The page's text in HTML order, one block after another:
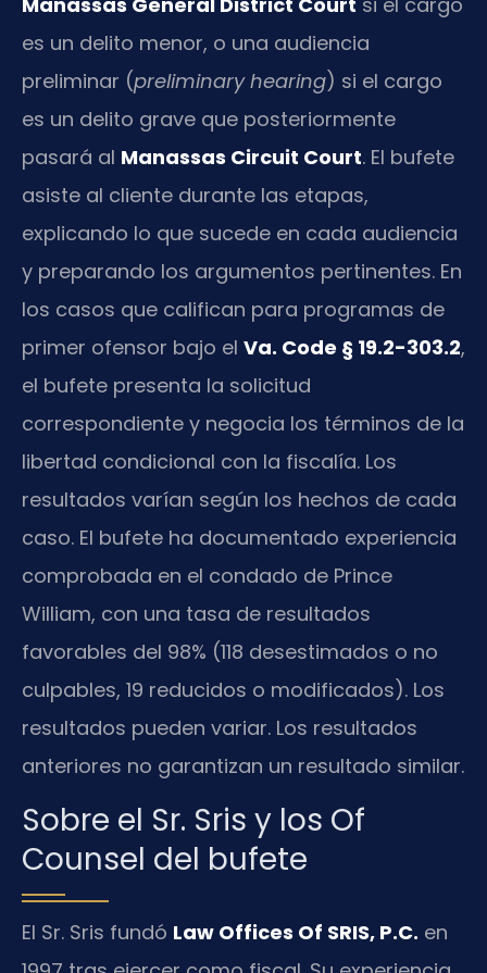
es un delito menor, o una audiencia
preliminar (preliminary hearing) si el cargo
es un delito grave que posteriormente
pasará al Manassas Circuit Court. El bufete
asiste al cliente durante las etapas,
explicando lo que sucede en cada audiencia
y preparando los argumentos pertinentes. En
los casos que califican para programas de
primer ofensor bajo el Va. Code § 19.2-303.2,
el bufete presenta la solicitud
correspondiente y negocia los términos de la
libertad condicional con la fiscalía. Los
resultados varían según los hechos de cada
caso. El bufete ha documentado experiencia
comprobada en el condado de Prince
William, con una tasa de resultados
favorables del 98% (118 desestimados o no
culpables, 19 reducidos o modificados). Los
resultados pueden variar. Los resultados
anteriores no garantizan un resultado similar.
Sobre el Sr. Sris y los Of
Counsel del bufete
El Sr. Sris fundó Law Offices Of SRIS, P.C. en